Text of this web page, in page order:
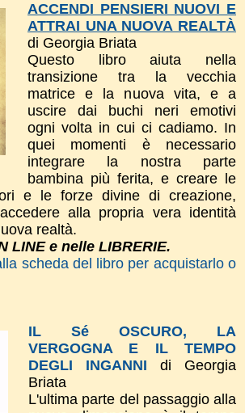
ACCENDI PENSIERI NUOVI E
ATTRAI UNA NUOVA REALTÀ
di Georgia Briata
Questo libro aiuta nella
transizione tra la vecchia
matrice e la nuova vita, e a
uscire dai buchi neri emotivi
ogni volta in cui ci cadiamo. In
quei momenti è necessario
integrare la nostra parte
bambina più ferita, e creare le
e le forze divine di creazione,
alla propria vera identità
realtà.
LINE e nelle LIBRERIE.
scheda del libro per acquistarlo o
IL Sé OSCURO, LA
VERGOGNA E IL TEMPO
DEGLI INGANNI di Georgia
Briata
L'ultima parte del passaggio alla